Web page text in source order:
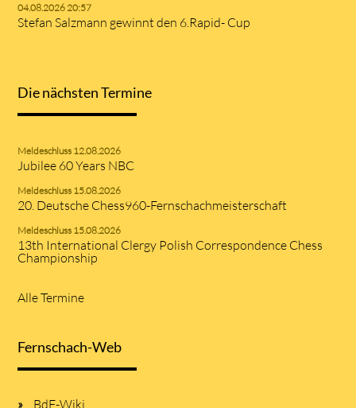
04.08.2026 20:57
Stefan Salzmann gewinnt den 6.Rapid- Cup
Die nächsten Termine
Meldeschluss 12.08.2026
Jubilee 60 Years NBC
Meldeschluss 15.08.2026
20. Deutsche Chess960-Fernschachmeisterschaft
Meldeschluss 15.08.2026
13th International Clergy Polish Correspondence Chess
Championship
Alle Termine
Fernschach-Web
BdF-Wiki